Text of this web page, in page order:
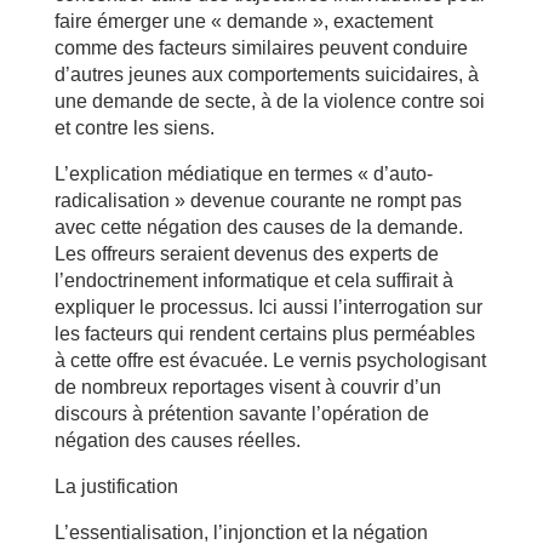
faire émerger une « demande », exactement
comme des facteurs similaires peuvent conduire
d’autres jeunes aux comportements suicidaires, à
une demande de secte, à de la violence contre soi
et contre les siens.
L’explication médiatique en termes « d’auto-
radicalisation » devenue courante ne rompt pas
avec cette négation des causes de la demande.
Les offreurs seraient devenus des experts de
l’endoctrinement informatique et cela suffirait à
expliquer le processus. Ici aussi l’interrogation sur
les facteurs qui rendent certains plus perméables
à cette offre est évacuée. Le vernis psychologisant
de nombreux reportages visent à couvrir d’un
discours à prétention savante l’opération de
négation des causes réelles.
La justification
L’essentialisation, l’injonction et la négation